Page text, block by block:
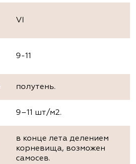
VI
9-11
полутень.
9–11 шт/м2.
в конце лета делением
корневища, возможен
самосев.